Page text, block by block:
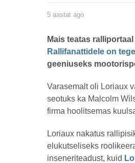
by
henryl
5 aastat ago
s
t
a
a
Mais teatas
Rallifanattidele on
geeniuseks
Varasemalt oli Loriaux
seotuks ka Malcolm
firma hoolitsemas
Loriaux nakatus
elukutseliseks
inseneriteadust, kuid